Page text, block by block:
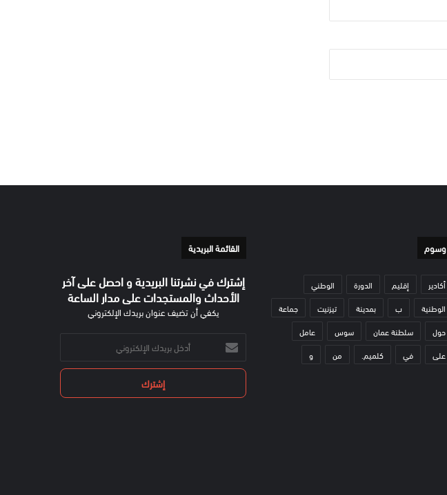
وسوم
أكادير إقليم الدورة
الوطني
الوطنية
ب بمدينة تيزنيت
جماعة
حول
سلطنة عمان سوس
عامل
على
في كلميم. من و
القائمة البريدية
إشترك في نشرتنا البريدية و احصل على آخر
الأحداث والمستجدات على مدار الساعة
يكفي أن تضيف عنوان بريدك الإلكتروني
أدخل
بريدك
الإلكتروني